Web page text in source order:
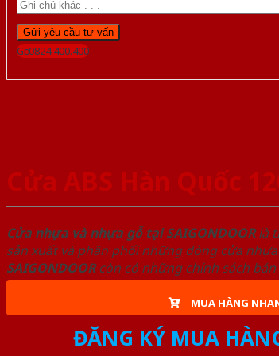
Gọi 0824.400.400
Cửa ABS Hàn Quốc
Cửa nhựa và nhựa gỗ tại SAIGONDOORlà
sản xuất và phân phối những dòng cửa
SAIGONDOORcòn có những chính sách
MUA HÀNG
ĐĂNG KÝ MUA